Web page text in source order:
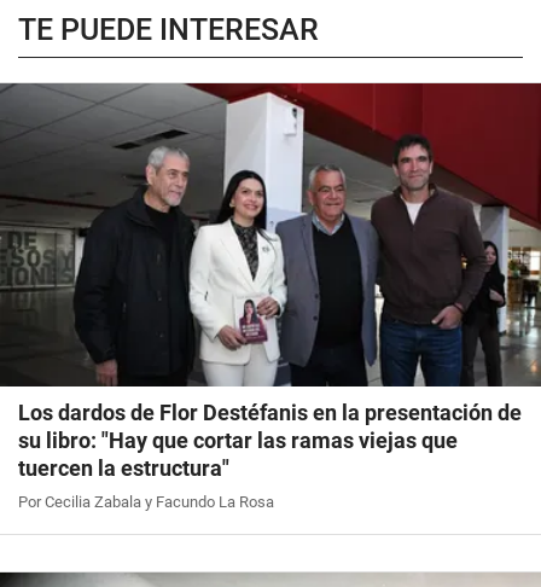
TE PUEDE INTERESAR
Los dardos de Flor Destéfanis en la presentación de
su libro: "Hay que cortar las ramas viejas que
tuercen la estructura"
Por Cecilia Zabala y Facundo La Rosa